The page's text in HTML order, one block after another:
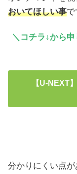
おいてほしい事で
＼コチラ↓から
【U-NEXT
分かりにくい点